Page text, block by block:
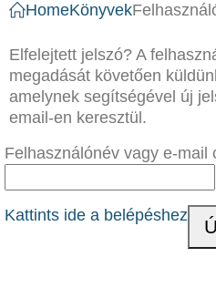
HomeKönyvek
Elfelejtett jelszó? A
megadását követően
amelynek segítségével új
email-en keresztül.
Felhasználónév vagy e-mail
Kattints ide a belépéshez